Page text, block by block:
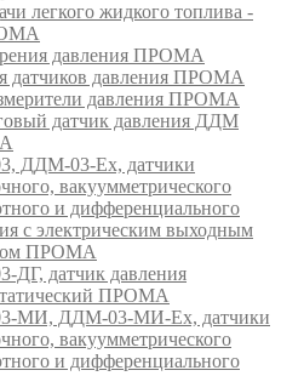
легкого жидкого топлива -
давления ПРОМА
датчиков давления ПРОМА
давления ПРОМА
датчик давления ДДМ
ДДМ-03-Ех, датчики
вакуумметрического
и дифференциального
с электрическим выходным
ПРОМА
ДГ, датчик давления
ПРОМА
МИ, ДДМ-03-МИ-Ех, датчики
вакуумметрического
и дифференциального